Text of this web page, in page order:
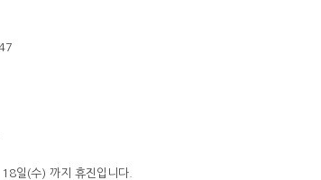
일(수) 까지 휴진입니다.